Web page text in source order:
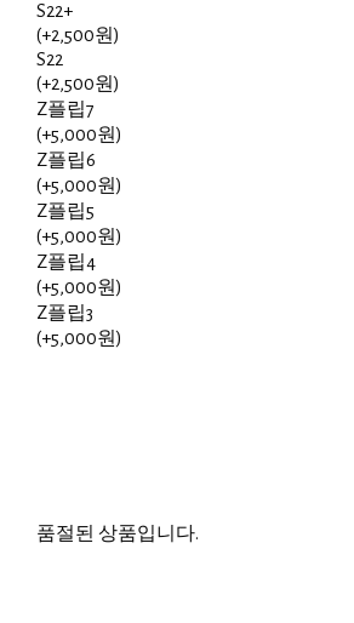
S22+
(+2,500원)
S22
(+2,500원)
Z플립7
(+5,000원)
Z플립6
(+5,000원)
Z플립5
(+5,000원)
Z플립4
(+5,000원)
Z플립3
(+5,000원)
품절된 상품입니다.